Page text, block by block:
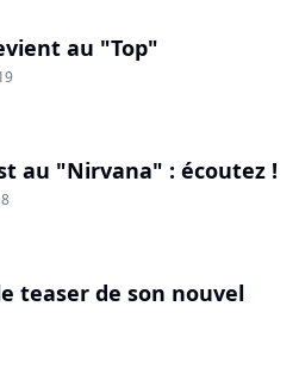
au "Top"
au "Nirvana" : écoutez !
teaser de son nouvel